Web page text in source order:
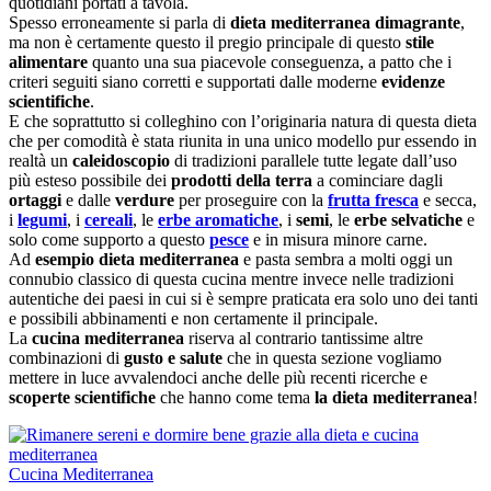
Spesso erroneamente si parla di dieta mediterranea dimagrante,
ma non è certamente questo il pregio principale di questo stile
alimentare quanto una sua piacevole conseguenza, a patto che i
criteri seguiti siano corretti e supportati dalle moderne evidenze
scientifiche.
E che soprattutto si colleghino con l’originaria natura di questa dieta
che per comodità è stata riunita in una unico modello pur essendo in
realtà un caleidoscopio di tradizioni parallele tutte legate dall’uso
più esteso possibile dei prodotti della terra a cominciare dagli
ortaggie dalle verdure per proseguire con la frutta fresca e secca,
i legumi, i cereali, le erbe aromatiche, i semi, le erbe selvatiche e
solo come supporto a questo pesce e in misura minore carne.
Ad esempio dieta mediterranea e pasta sembra a molti oggi un
connubio classico di questa cucina mentre invece nelle tradizioni
autentiche dei paesi in cui si è sempre praticata era solo uno dei tanti
e possibili abbinamenti e non certamente il principale.
La cucina mediterranea riserva al contrario tantissime altre
combinazioni di gusto e salute che in questa sezione vogliamo
mettere in luce avvalendoci anche delle più recenti ricerche e
scoperte scientifiche che hanno come tema la dieta mediterranea!
Cucina Mediterranea